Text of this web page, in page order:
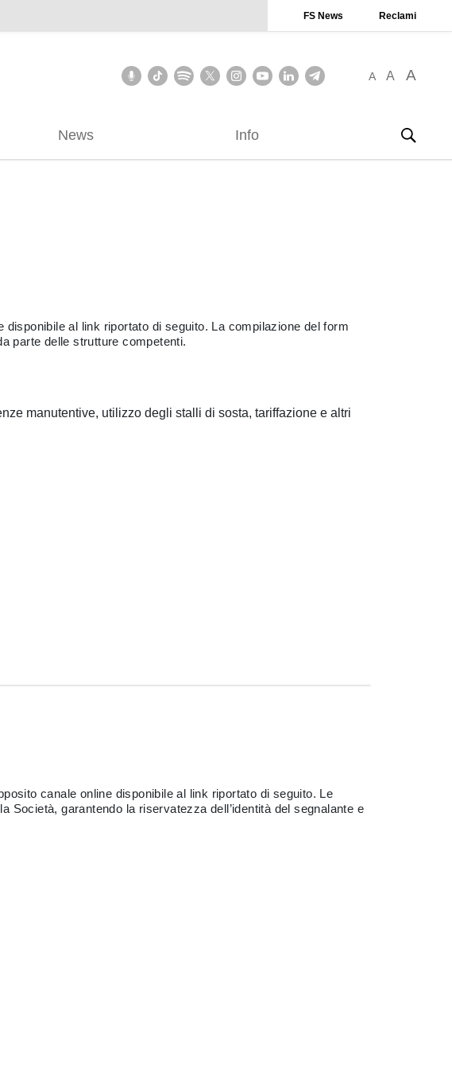
FS News Reclami
A A A
News Info
al link riportato di seguito. La compilazione del form
parte delle strutture competenti.
manutentive, utilizzo degli stalli di sosta, tariffazione e altri
canale online disponibile al link riportato di seguito. Le
garantendo la riservatezza dell’identità del segnalante e